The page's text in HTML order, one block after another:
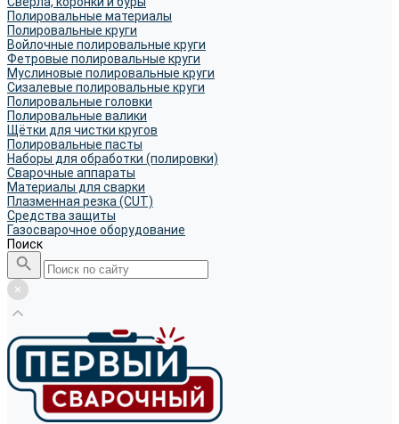
Полировальные материалы
Полировальные круги
Войлочные полировальные круги
Фетровые полировальные круги
Муслиновые полировальные круги
Cизалевые полировальные круги
Полировальные головки
Полировальные валики
Щётки для чистки кругов
Полировальные пасты
Наборы для обработки (полировки)
Сварочные аппараты
Материалы для сварки
Плазменная резка (CUT)
Средства защиты
Газосварочное оборудование
Поиск